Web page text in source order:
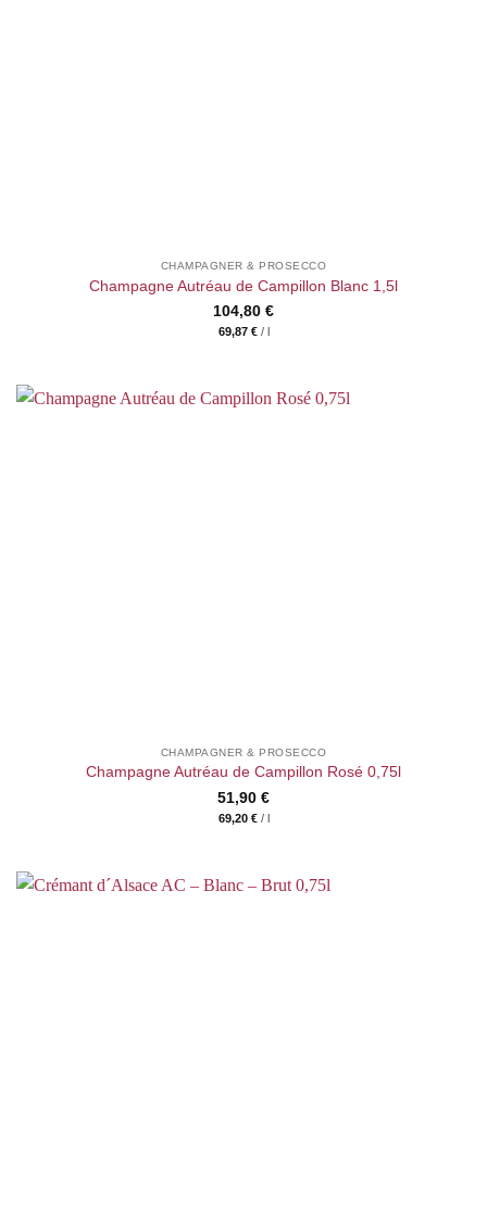
CHAMPAGNER & PROSECCO
Champagne Autréau de Campillon Blanc 1,5l
104,80 €
69,87 €/
CHAMPAGNER & PROSECCO
Champagne Autréau de Campillon Rosé 0,75l
51,90 €
69,20 €/ l